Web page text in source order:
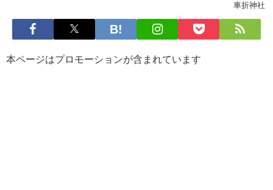
車折神社
本ページはプロモーションが含まれています